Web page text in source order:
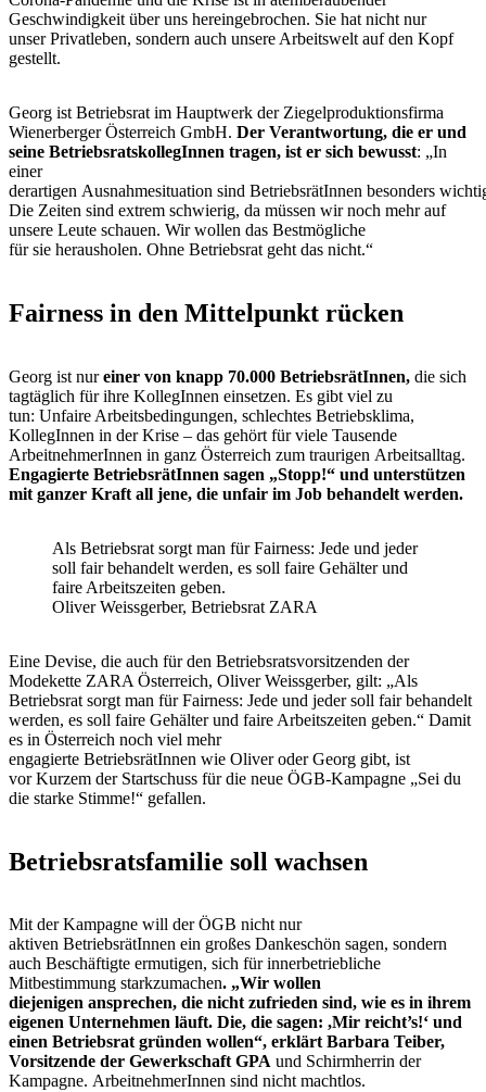
Geschwindigkeit über uns hereingebrochen. Sie hat nicht nur
unser Privatleben, sondern auch unsere Arbeitswelt auf den Kopf
gestellt.
Georg ist Betriebsrat im Hauptwerk der Ziegelproduktionsfirma
Wienerberger Österreich GmbH. Der Verantwortung, die er und
seine BetriebsratskollegInnen tragen, ist er sich bewusst: „In
einer
derartigen Ausnahmesituation sind BetriebsrätInnen besonders
Die Zeiten sind extrem schwierig, da müssen wir noch mehr auf
unsere Leute schauen. Wir wollen das Bestmögliche
für sie herausholen. Ohne Betriebsrat geht das nicht.“
Fairness in den Mittelpunkt rücken
Georg ist nureiner von knapp 70.000 BetriebsrätInnen, die sich
tagtäglich für ihre KollegInnen einsetzen. Es gibt viel zu
tun: Unfaire Arbeitsbedingungen, schlechtes Betriebsklima,
KollegInnen in der Krise – das gehört für viele Tausende
ArbeitnehmerInnen in ganz Österreich zum traurigen Arbeitsalltag.
Engagierte BetriebsrätInnen sagen „Stopp!“ und unterstützen
mit ganzer Kraft all jene, die unfair im Job behandelt werden.
Als Betriebsrat sorgt man für Fairness: Jede und jeder
soll fair behandelt werden, es soll faire Gehälter und
faire Arbeitszeiten geben.
Oliver Weissgerber, Betriebsrat ZARA
Eine Devise, die auch für den Betriebsratsvorsitzenden der
Modekette ZARA Österreich, Oliver Weissgerber, gilt: „Als
Betriebsrat sorgt man für Fairness: Jede und jeder soll fair behandelt
werden, es soll faire Gehälter und faire Arbeitszeiten geben.“ Damit
es in Österreich noch viel mehr
engagierte BetriebsrätInnen wie Oliver oder Georg gibt, ist
vor Kurzem der Startschuss für die neue ÖGB-Kampagne „Sei du
die starke Stimme!“ gefallen.
Betriebsratsfamilie soll wachsen
Mit der Kampagne will der ÖGB nicht nur
aktiven BetriebsrätInnen ein großes Dankeschön sagen, sondern
auch Beschäftigte ermutigen, sich für innerbetriebliche
Mitbestimmung starkzumachen. „Wir wollen
diejenigen ansprechen, die nicht zufrieden sind, wie es in ihrem
eigenen Unternehmen läuft. Die, die sagen: ,Mir reicht’s!‘ und
einen Betriebsrat gründen wollen“, erklärt Barbara Teiber,
Vorsitzende der Gewerkschaft GPA und Schirmherrin der
Kampagne. ArbeitnehmerInnen sind nicht machtlos.